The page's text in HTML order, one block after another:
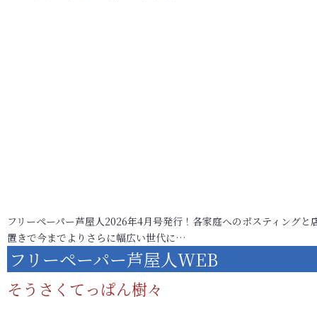
フリーペーパー芦屋人2026年4月号発行！各家庭へのポスティングと
置きで今までよりさらに幅広い世代に…
フリーペーパー芦屋人WEB
そうさくてっぱん樹々